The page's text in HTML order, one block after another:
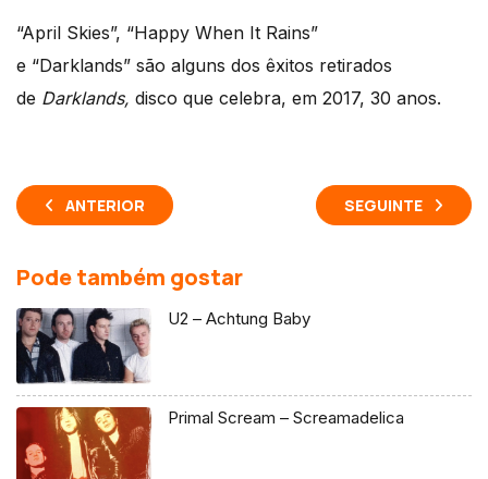
“April Skies”, “Happy When It Rains”
e “Darklands” são alguns dos êxitos retirados
de Darklands, disco que celebra, em 2017, 30 anos.
ANTERIOR SEGUINTE
Pode também gostar
U2 – Achtung Baby
Primal Scream – Screamadelica